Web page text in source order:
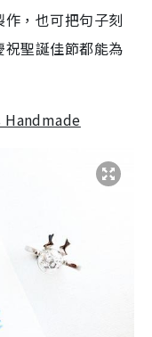
，也可把句子刻
聖誕佳節都能為